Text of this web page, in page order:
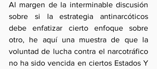
Al margen de la interminable discusión
sobre si la estrategia antinarcóticos
debe enfatizar cierto enfoque sobre
otro, he aquí una muestra de que la
voluntad de lucha contra el narcotráfico
no ha sido vencida en ciertos Estados Y